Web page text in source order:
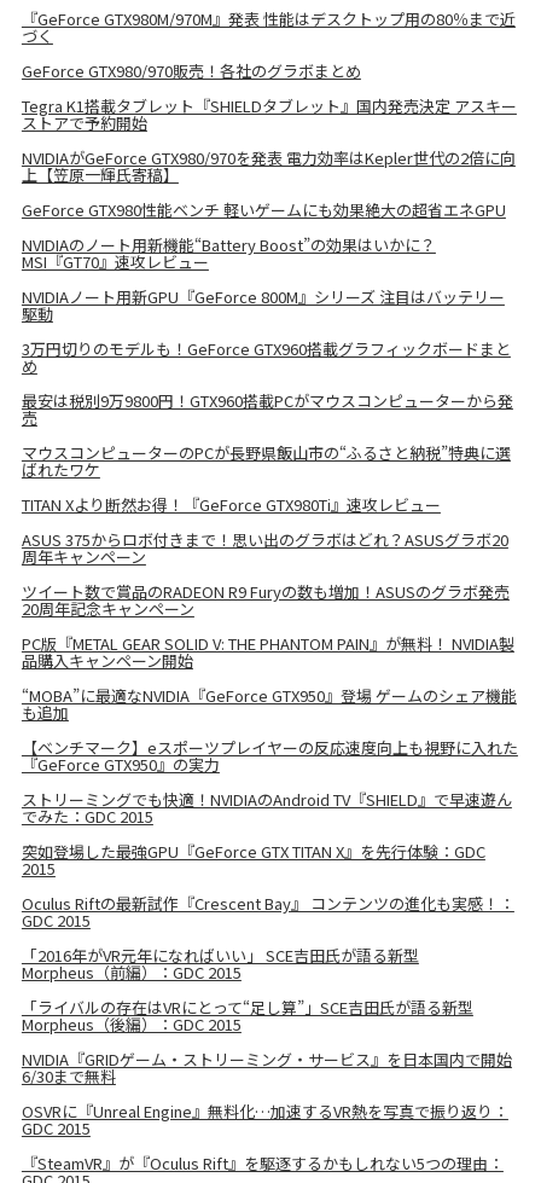
『GeForce GTX980M/970M』発表 性能はデスクトップ用の80％まで近
づく
GeForce GTX980/970販売！各社のグラボまとめ
Tegra K1搭載タブレット『SHIELDタブレット』国内発売決定 アスキー
ストアで予約開始
NVIDIAがGeForce GTX980/970を発表 電力効率はKepler世代の2倍に向
上【笠原一輝氏寄稿】
GeForce GTX980性能ベンチ 軽いゲームにも効果絶大の超省エネGPU
NVIDIAのノート用新機能“Battery Boost”の効果はいかに？
MSI『GT70』速攻レビュー
NVIDIAノート用新GPU『GeForce 800M』シリーズ 注目はバッテリー
駆動
3万円切りのモデルも！GeForce GTX960搭載グラフィックボードまと
め
最安は税別9万9800円！GTX960搭載PCがマウスコンピューターから発
売
マウスコンピューターのPCが長野県飯山市の“ふるさと納税”特典に選
ばれたワケ
TITAN Xより断然お得！『GeForce GTX980Ti』速攻レビュー
ASUS 375からロボ付きまで！思い出のグラボはどれ？ASUSグラボ20
周年キャンペーン
ツイート数で賞品のRADEON R9 Furyの数も増加！ASUSのグラボ発売
20周年記念キャンペーン
PC版『METAL GEAR SOLID V: THE PHANTOM PAIN』が無料！ NVIDIA製
品購入キャンペーン開始
“MOBA”に最適なNVIDIA『GeForce GTX950』登場 ゲームのシェア機能
も追加
【ベンチマーク】eスポーツプレイヤーの反応速度向上も視野に入れた
『GeForce GTX950』の実力
ストリーミングでも快適！NVIDIAのAndroid TV『SHIELD』で早速遊ん
でみた：GDC 2015
突如登場した最強GPU『GeForce GTX TITAN X』を先行体験：GDC
2015
Oculus Riftの最新試作『Crescent Bay』 コンテンツの進化も実感！：
GDC 2015
「2016年がVR元年になればいい」 SCE吉田氏が語る新型
Morpheus（前編）：GDC 2015
「ライバルの存在はVRにとって“足し算”」SCE吉田氏が語る新型
Morpheus（後編）：GDC 2015
NVIDIA『GRIDゲーム・ストリーミング・サービス』を日本国内で開始
6/30まで無料
OSVRに『Unreal Engine』無料化…加速するVR熱を写真で振り返り：
GDC 2015
『SteamVR』が『Oculus Rift』を駆逐するかもしれない5つの理由：